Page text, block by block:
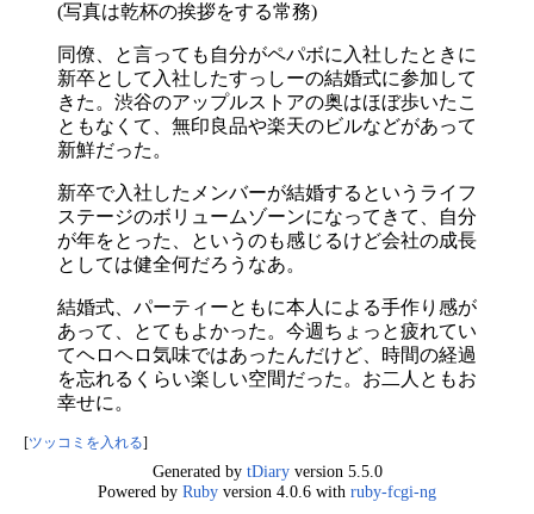
(写真は乾杯の挨拶をする常務)
同僚、と言っても自分がペパボに入社したときに
新卒として入社したすっしーの結婚式に参加して
きた。渋谷のアップルストアの奥はほぼ歩いたこ
ともなくて、無印良品や楽天のビルなどがあって
新鮮だった。
新卒で入社したメンバーが結婚するというライフ
ステージのボリュームゾーンになってきて、自分
が年をとった、というのも感じるけど会社の成長
としては健全何だろうなあ。
結婚式、パーティーともに本人による手作り感が
あって、とてもよかった。今週ちょっと疲れてい
てヘロヘロ気味ではあったんだけど、時間の経過
を忘れるくらい楽しい空間だった。お二人ともお
幸せに。
[ツッコミを入れる]
Generated by tDiaryversion 5.5.0
Powered by Ruby version 4.0.6 with ruby-fcgi-ng